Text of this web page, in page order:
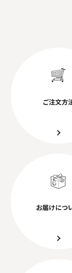
ご注文方
お届けにつ